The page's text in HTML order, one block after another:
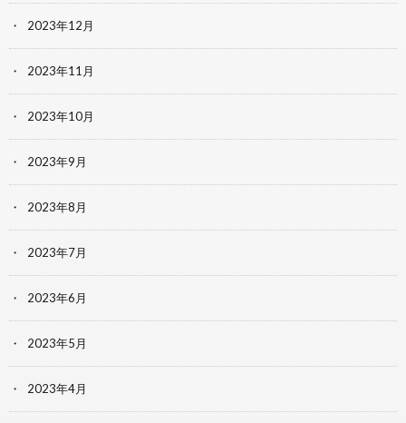
2023年12月
2023年11月
2023年10月
2023年9月
2023年8月
2023年7月
2023年6月
2023年5月
2023年4月